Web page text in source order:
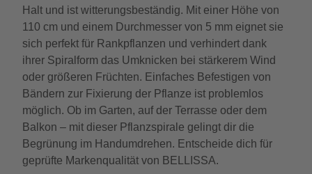
Halt und ist witterungsbeständig. Mit einer Höhe von
110 cm und einem Durchmesser von 5 mm eignet sie
sich perfekt für Rankpflanzen und verhindert dank
ihrer Spiralform das Umknicken bei stärkerem Wind
oder größeren Früchten. Einfaches Befestigen von
Bändern zur Fixierung der Pflanze ist problemlos
möglich. Ob im Garten, auf der Terrasse oder dem
Balkon – mit dieser Pflanzspirale gelingt dir die
Begrünung im Handumdrehen. Entscheide dich für
geprüfte Markenqualität von BELLISSA.